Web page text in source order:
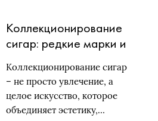
поверхностей. Особую…
Коллекционирование
сигар: редкие марки и
Коллекционирование сигар
– не просто увлечение, а
целое искусство, которое
объединяет эстетику,…